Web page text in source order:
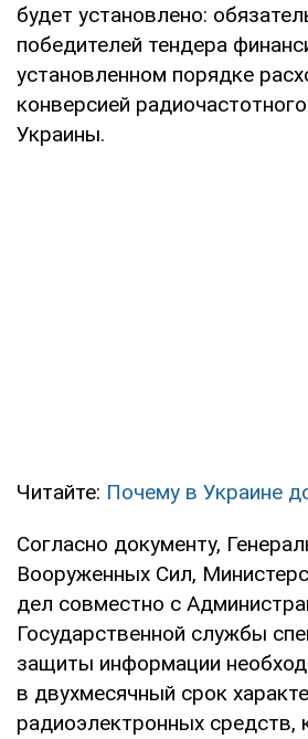
будет установлено:
победителей тендера
установленном порядке
конверсией
Украины.
Читайте: Почему в Украине
Согласно документу,
Вооруженных Сил,
дел совместно с
Государственной службы
защиты информации
в двухмесячный срок
радиоэлектронных средств,